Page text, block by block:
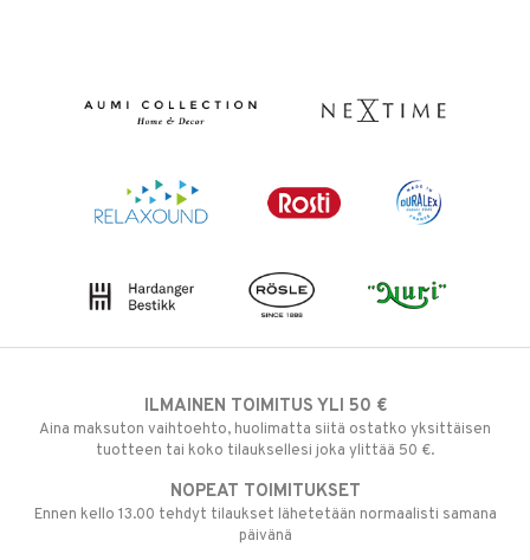
ILMAINEN TOIMITUS YLI 50 €
Aina maksuton vaihtoehto, huolimatta siitä ostatko yksittäisen
tuotteen tai koko tilauksellesi joka ylittää 50 €.
NOPEAT TOIMITUKSET
Ennen kello 13.00 tehdyt tilaukset lähetetään normaalisti samana
päivänä